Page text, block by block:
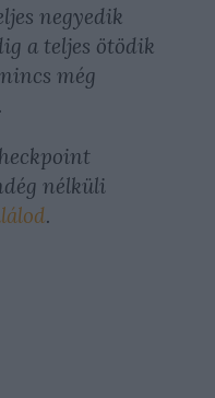
negyedik
a teljes ötödik
még
nélküli
.